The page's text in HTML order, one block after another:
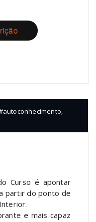
,
Curso é apontar
partir do ponto de
e mais capaz